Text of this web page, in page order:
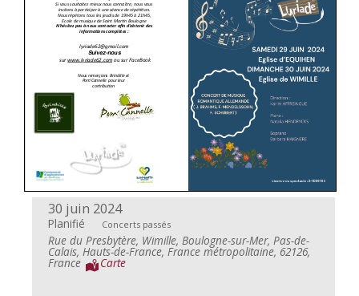
30 juin 2024
Planifié Concerts passés
Rue du Presbytère, Wimille, Boulogne-sur-Mer, Pas-de-
Calais, Hauts-de-France, France métropolitaine, 62126,
France Carte